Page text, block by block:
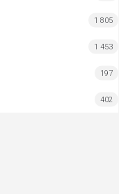
1 805
1 453
197
402